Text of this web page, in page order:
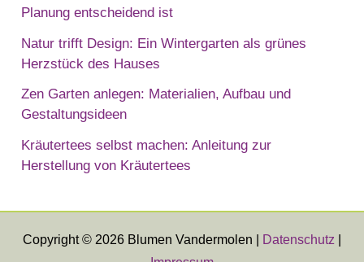
Planung entscheidend ist
Natur trifft Design: Ein Wintergarten als grünes
Herzstück des Hauses
Zen Garten anlegen: Materialien, Aufbau und
Gestaltungsideen
Kräutertees selbst machen: Anleitung zur
Herstellung von Kräutertees
Copyright © 2026 Blumen Vandermolen | Datenschutz